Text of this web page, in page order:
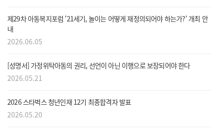
제29차 아동복지포럼 '21세기, 놀이는 어떻게 재정의되어야 하는가?' 개최 안
내
2026.06.05
[성명서] 가정위탁아동의 권리, 선언이 아닌 이행으로 보장되어야 한다
2026.05.21
2026 스타벅스 청년인재 12기 최종합격자 발표
2026.05.20